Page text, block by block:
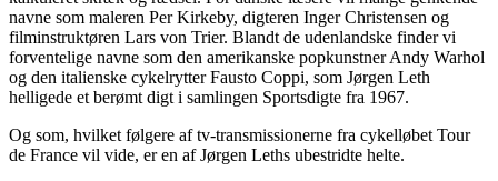
navne som maleren Per Kirkeby, digteren Inger Christensen og
filminstruktøren Lars von Trier. Blandt de udenlandske finder vi
forventelige navne som den amerikanske popkunstner Andy Warhol
og den italienske cykelrytter Fausto Coppi, som Jørgen Leth
helligede et berømt digt i samlingen Sportsdigte fra 1967.
Og som, hvilket følgere af tv-transmissionerne fra cykelløbet Tour
de France vil vide, er en af Jørgen Leths ubestridte helte.